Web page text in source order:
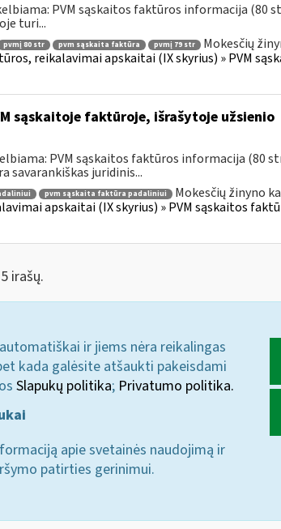
PVM sąskaitos faktūros informacija (80
turi...
pvmį 80 str pvm sąskaita faktūra pvmį 79 str
Mokesčių
reikalavimai apskaitai (IX skyrius) » PVM
sąskaitoje faktūroje, išrašytoje užsienio
PVM sąskaitos faktūros informacija (80
savarankiškas juridinis...
pvm sąskaita faktūra padaliniui Mokesčių žinyno
apskaitai (IX skyrius) » PVM sąskaitos
irašų.
ir jiems nėra reikalingas
kada galėsite atšaukti pakeisdami
Slapukų politika; Privatumo politika.
apie svetainės naudojimą ir
patirties gerinimui.